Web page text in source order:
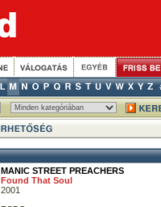
MANIC STREET PREACHERS
Found That Soul
2001